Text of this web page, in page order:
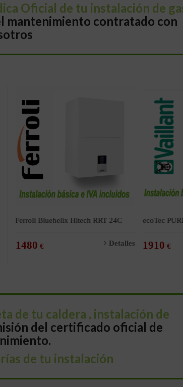
Oficial de tu instalación de
mantenimiento contratado con
Ferroli Bluehelix Hitech RRT 24C
1480 Detalles
ecoTec
1910
de tu caldera , instalación de
del certificado oficial de
de tu instalación